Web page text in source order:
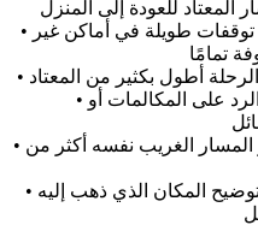
• وجود توقفات طويلة في أماكن غير
• عدم الرد على المكالمات أو
• تكرار المسار الغريب نفسه أكثر من
• عدم توضيح المكان الذي ذهب إليه